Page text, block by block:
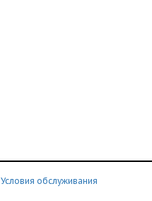
Условия обслуживания